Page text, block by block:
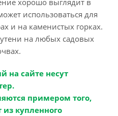
хорошо выглядит в
использоваться для
и на каменистых горках.
на любых садовых
на сайте несут
примером того,
из купленного